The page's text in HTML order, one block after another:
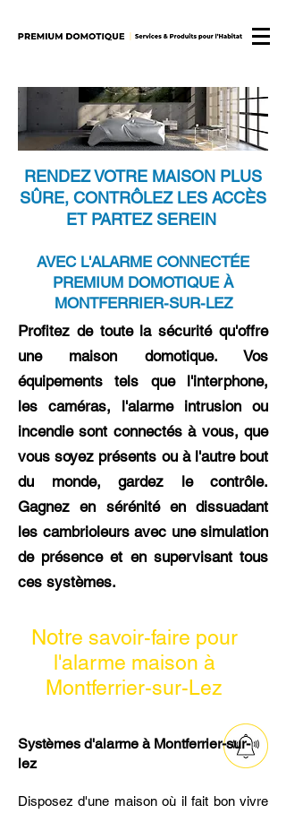
RENDEZ VOTRE MAISON PLUS
SÛRE, CONTRÔLEZ LES ACCÈS
ET PARTEZ SEREIN
Profitez de toute la sécurité qu'offre
une maison domotique. Vos
équipements tels que l'interphone,
les caméras, l'alarme intrusion ou
incendie sont connectés à vous, que
vous soyez présents ou à l'autre bout
du monde, gardez le contrôle.
Gagnez en sérénité en dissuadant
les cambrioleurs avec une simulation
de présence et en supervisant tous
ces systèmes.
Notre savoir-faire pour
l'alarme maison à
Montferrier-sur-Lez
AVEC L'ALARME CONNECTÉE
PREMIUM DOMOTIQUE À
MONTFERRIER-SUR-LEZ
Systèmes d'alarme à Montferrier-sur-
lez
Disposez d'une maison où il fait bon vivre